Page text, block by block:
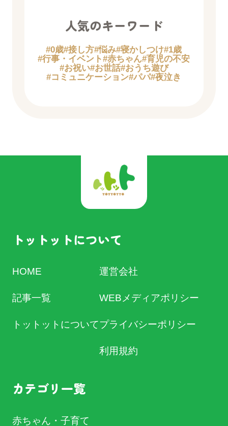
人気のキーワード
#0歳#接し方#悩み#寝かしつけ#1歳
#行事・イベント#赤ちゃん#育児の不安
#お祝い#お世話#おうち遊び
#コミュニケーション#パパ#夜泣き
トットットについて
HOME
記事一覧
トットットについて
運営会社
WEBメディアポリシー
プライバシーポリシー
利用規約
カテゴリ一覧
赤ちゃん・子育て